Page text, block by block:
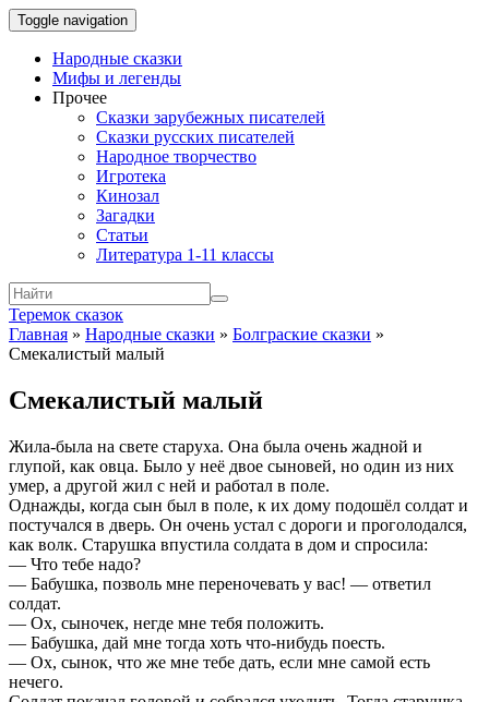
Toggle navigation
Народные сказки
Мифы и легенды
Прочее
Сказки зарубежных писателей
Сказки русских писателей
Народное творчество
Игротека
Кинозал
Загадки
Статьи
Литература 1-11 классы
Теремок сказок
Главная » Народные сказки » Болграские сказки »
Смекалистый малый
Смекалистый малый
Жила-была на свете старуха. Она была очень жадной и
глупой, как овца. Было у неё двое сыновей, но один из них
умер, а другой жил с ней и работал в поле.
Однажды, когда сын был в поле, к их дому подошёл солдат и
постучался в дверь. Он очень устал с дороги и проголодался,
как волк. Старушка впустила солдата в дом и спросила:
— Что тебе надо?
— Бабушка, позволь мне переночевать у вас! — ответил
солдат.
— Ох, сыночек, негде мне тебя положить.
— Бабушка, дай мне тогда хоть что-нибудь поесть.
— Ох, сынок, что же мне тебе дать, если мне самой есть
нечего.